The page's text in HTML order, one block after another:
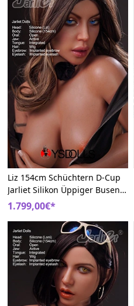
Liz 154cm Schüchtern D-Cup
Jarliet Silikon Üppiger Busen
Liebespuppe
1.799,00€*